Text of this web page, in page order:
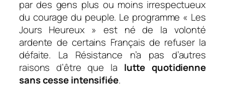
par des gens plus ou moins irrespectueux
du courage du peuple. Le programme « Les
Jours Heureux » est né de la volonté
ardente de certains Français de refuser la
défaite. La Résistance n’a pas d’autres
raisons d’être que la lutte quotidienne
sans cesse intensifiée.